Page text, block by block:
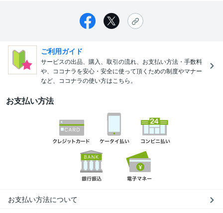
ご利用ガイド
サービスの出品、購入、取引の流れ、お支払い方法・手数料
や、ココナラを安心・安全に使って頂くための制度やマナー
など、ココナラの使い方はこちら。
お支払い方法
お支払い方法について